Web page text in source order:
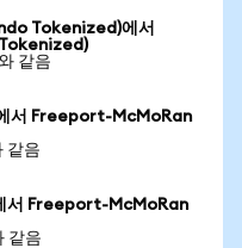
Tokenized)에서
같음
서 Freeport-McMoRan
같음
서 Freeport-McMoRan
같음